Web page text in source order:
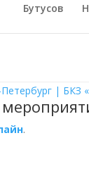
Бутусов
| БКЗ
.